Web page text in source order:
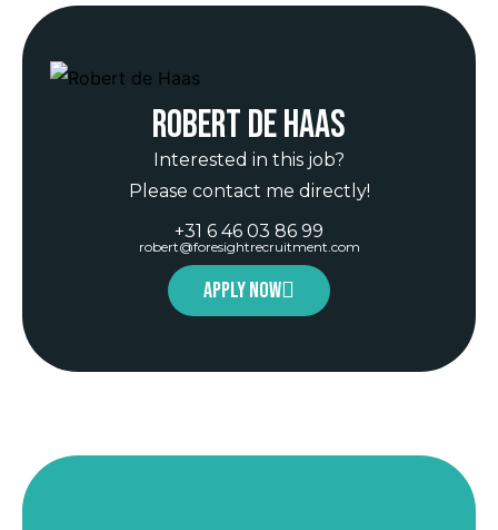
Robert de Haas
Interested in this job?
Please contact me directly!
+31 6 46 03 86 99
robert@foresightrecruitment.com
Apply now